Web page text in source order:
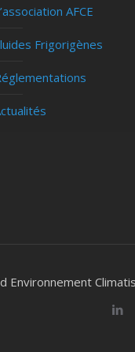
AFCE
Frigorigènes
Environnement